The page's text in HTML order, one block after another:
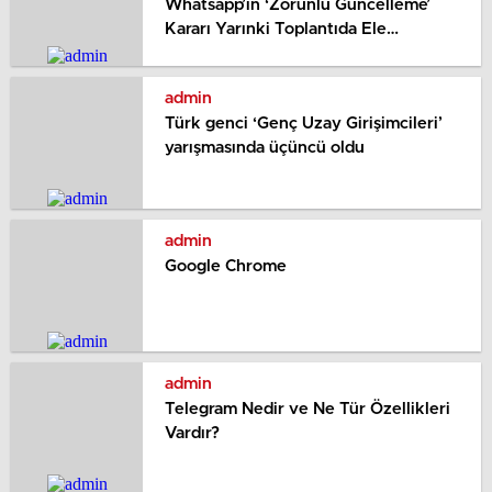
Whatsapp’ın ‘Zorunlu Güncelleme’
Kararı Yarınki Toplantıda Ele
admin
Türk genci ‘Genç Uzay Girişimcileri’
yarışmasında üçüncü oldu
admin
Google Chrome
admin
Telegram Nedir ve Ne Tür Özellikleri
Vardır?